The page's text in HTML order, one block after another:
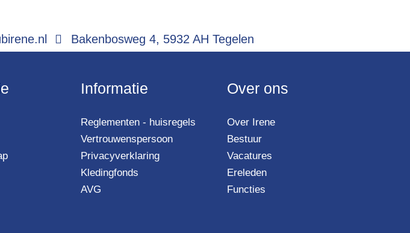
Bakenbosweg 4, 5932 AH Tegelen
Informatie
Reglementen - huisregels
Vertrouwenspersoon
Privacyverklaring
Kledingfonds
AVG
Over ons
Over Irene
Bestuur
Vacatures
Ereleden
Functies